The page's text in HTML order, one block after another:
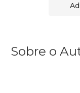
Sobre o